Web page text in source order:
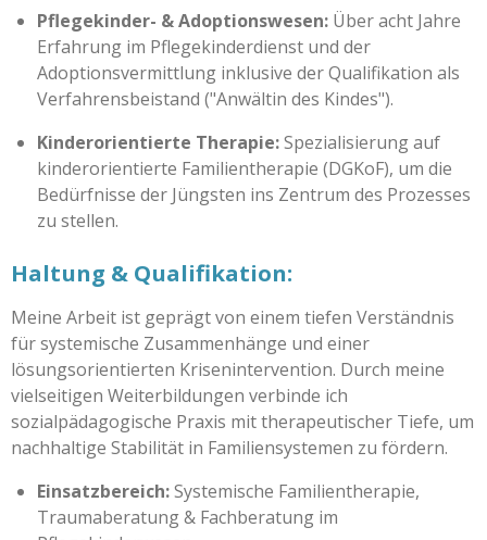
Pflegekinder- & Adoptionswesen: Über acht Jahre
Erfahrung im Pflegekinderdienst und der
Adoptionsvermittlung inklusive der Qualifikation als
Verfahrensbeistand ("Anwältin des Kindes").
Kinderorientierte Therapie:Spezialisierung auf
kinderorientierte Familientherapie (DGKoF), um die
Bedürfnisse der Jüngsten ins Zentrum des Prozesses
zu stellen.
Haltung & Qualifikation:
Meine Arbeit ist geprägt von einem tiefen Verständnis
für systemische Zusammenhänge und einer
lösungsorientierten Krisenintervention. Durch meine
vielseitigen Weiterbildungen verbinde ich
sozialpädagogische Praxis mit therapeutischer Tiefe, um
nachhaltige Stabilität in Familiensystemen zu fördern.
Einsatzbereich:Systemische Familientherapie,
Traumaberatung & Fachberatung im